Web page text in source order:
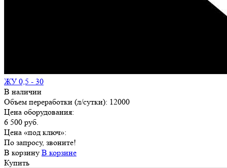
ЖУ 0,5 - 30
В наличии
Объем переработки (л/сутки): 12000
Цена оборудования:
6 500 руб.
Цена «под ключ»:
По запросу, звоните!
В корзину В корзине
Купить